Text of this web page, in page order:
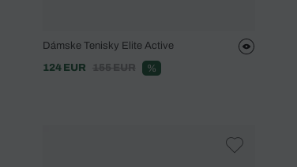
Dámske Tenisky Elite Active
124 EUR
155 EUR %